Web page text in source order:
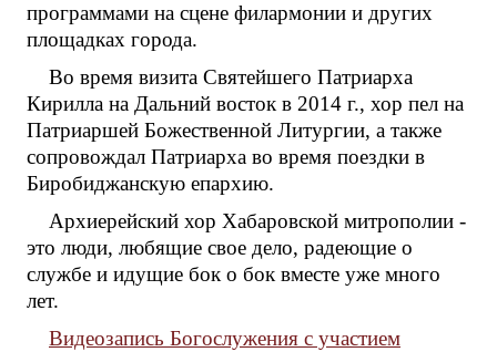
программами на сцене филармонии и других
площадках города.
Во время визита Святейшего Патриарха
Кирилла на Дальний восток в 2014 г., хор пел на
Патриаршей Божественной Литургии, а также
сопровождал Патриарха во время поездки в
Биробиджанскую епархию.
Архиерейский хор Хабаровской митрополии -
это люди, любящие свое дело, радеющие о
службе и идущие бок о бок вместе уже много
лет.
Видеозапись Богослужения с участием